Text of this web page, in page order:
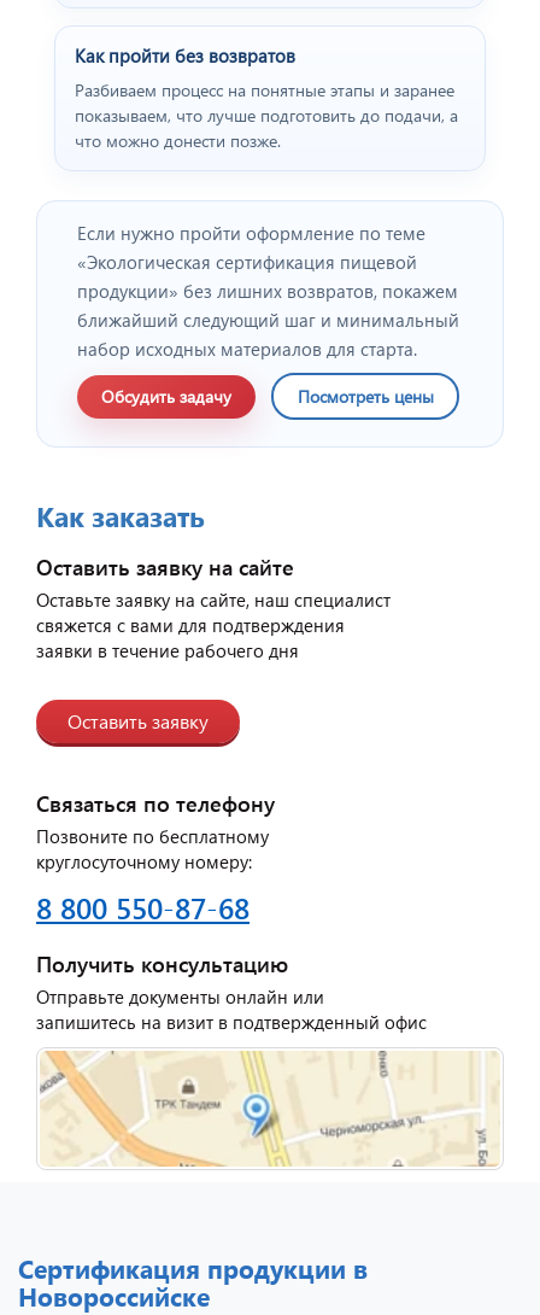
Как пройти без возвратов
Разбиваем процесс на понятные этапы и заранее
показываем, что лучше подготовить до подачи, а
что можно донести позже.
Если нужно пройти оформление по теме
«Экологическая сертификация пищевой
продукции» без лишних возвратов, покажем
ближайший следующий шаг и минимальный
набор исходных материалов для старта.
Обсудить задачу Посмотреть цены
Как заказать
Оставить заявку на сайте
Оставьте заявку на сайте, наш специалист
свяжется с вами для подтверждения
заявки в течение рабочего дня
Оставить заявку
Связаться по телефону
Позвоните по бесплатному
круглосуточному номеру:
8 800 550-87-68
Получить консультацию
Отправьте документы онлайн или
запишитесь на визит в подтвержденный офис
Сертификация продукции в
Новороссийске